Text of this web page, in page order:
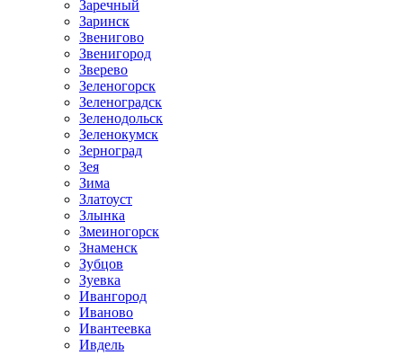
Заречный
Заринск
Звенигово
Звенигород
Зверево
Зеленогорск
Зеленоградск
Зеленодольск
Зеленокумск
Зерноград
Зея
Зима
Златоуст
Злынка
Змеиногорск
Знаменск
Зубцов
Зуевка
Ивангород
Иваново
Ивантеевка
Ивдель